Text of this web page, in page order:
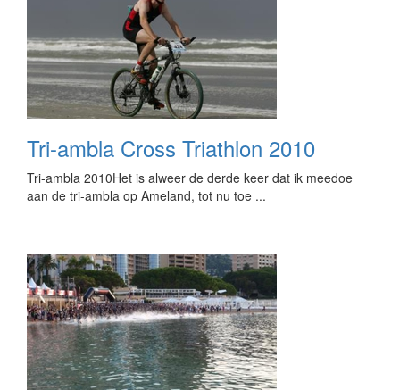
Tri-ambla Cross Triathlon 2010
Tri-ambla 2010Het is alweer de derde keer dat ik meedoe
aan de tri-ambla op Ameland, tot nu toe ...